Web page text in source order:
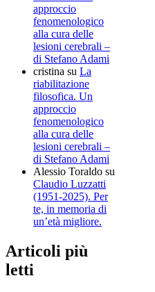
approccio
fenomenologico
alla cura delle
lesioni cerebrali –
di Stefano Adami
cristina su La
riabilitazione
filosofica. Un
approccio
fenomenologico
alla cura delle
lesioni cerebrali –
di Stefano Adami
Alessio Toraldo su
Claudio Luzzatti
(1951-2025). Per
te, in memoria di
un’età migliore.
Articoli più
letti